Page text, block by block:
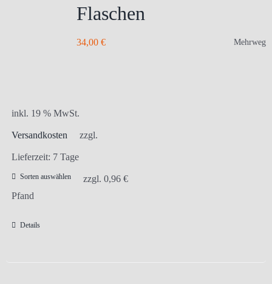
Flaschen
34,00 € Mehrweg
inkl. 19 % MwSt.
zzgl.
Versandkosten
Lieferzeit: 7 Tage
Sorten auswählen zzgl. 0,96 €
Pfand
Details